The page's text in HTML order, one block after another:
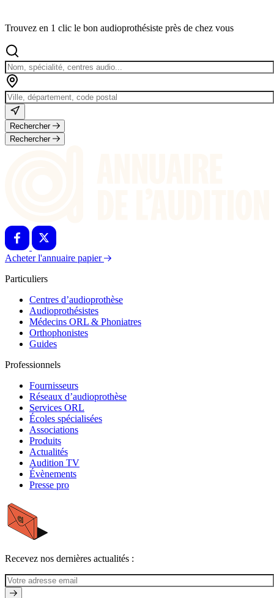
Trouvez en 1 clic le bon audioprothésiste près de chez vous
Rechercher
Rechercher
Acheter l'annuaire papier
Particuliers
Centres d’audioprothèse
Audioprothésistes
Médecins ORL & Phoniatres
Orthophonistes
Guides
Professionnels
Fournisseurs
Réseaux d’audioprothèse
Services ORL
Écoles spécialisées
Associations
Produits
Actualités
Audition TV
Évènements
Presse pro
Recevez nos dernières actualités :